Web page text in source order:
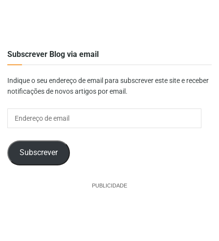
Subscrever Blog via email
Indique o seu endereço de email para subscrever este site e receber
notificações de novos artigos por email.
Subscrever
PUBLICIDADE